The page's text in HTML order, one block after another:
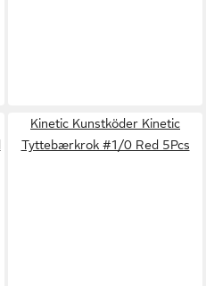
Kinetic Kunstköder Kinetic
Tyttebærkrok #1/0 Red 5Pcs